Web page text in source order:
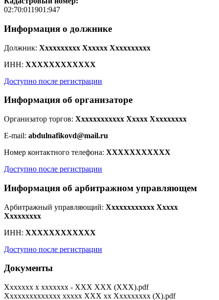
02:70:011901:947
Информация о должнике
Должник: Xxxxxxxxxx Xxxxxx Xxxxxxxxxx
ИНН: XXXXXXXXXXXX
Доступно после регистрации
Информация об организаторе
Организатор торгов: Xxxxxxxxxxxx Xxxxx Xxxxxxxxx
E-mail: abdulnafikovd@mail.ru
Номер контактного телефона: XXXXXXXXXXX
Доступно после регистрации
Информация об арбитражном управляющем
Арбитражный управляющий: Xxxxxxxxxxxx Xxxxx
Xxxxxxxxx
ИНН: XXXXXXXXXXXX
Доступно после регистрации
Документы
Xxxxxxx x xxxxxxx - XXX XXX (XXX).pdf
Xxxxxxxxxxxxxx xxxxx XXX xx Xxxxxxxxx (X).pdf